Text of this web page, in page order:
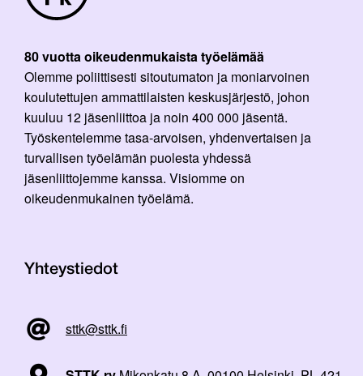
80 vuotta oikeudenmukaista työelämää
Olemme poliittisesti sitoutumaton ja moniarvoinen
koulutettujen ammattilaisten keskusjärjestö, johon
kuuluu 12 jäsenliittoa ja noin 400 000 jäsentä.
Työskentelemme tasa-arvoisen, yhdenvertaisen ja
turvallisen työelämän puolesta yhdessä
jäsenliittojemme kanssa. Visiomme on
oikeudenmukainen työelämä.
Yhteystiedot
sttk@sttk.fi